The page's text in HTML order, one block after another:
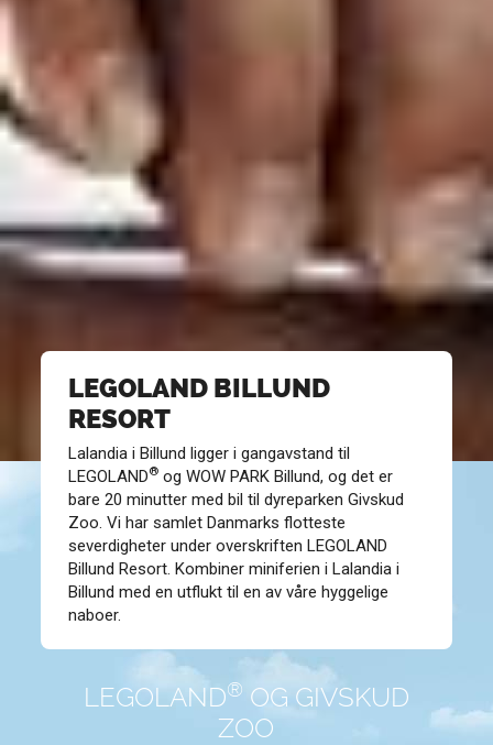
LEGOLAND BILLUND
RESORT
Lalandia i Billund ligger i gangavstand til
LEGOLAND® og WOW PARK Billund, og det er
bare 20 minutter med bil til dyreparken Givskud
Zoo. Vi har samlet Danmarks flotteste
severdigheter under overskriften LEGOLAND
Billund Resort. Kombiner miniferien i Lalandia i
Billund med en utflukt til en av våre hyggelige
naboer.
LEGOLAND® OG GIVSKUD
ZOO